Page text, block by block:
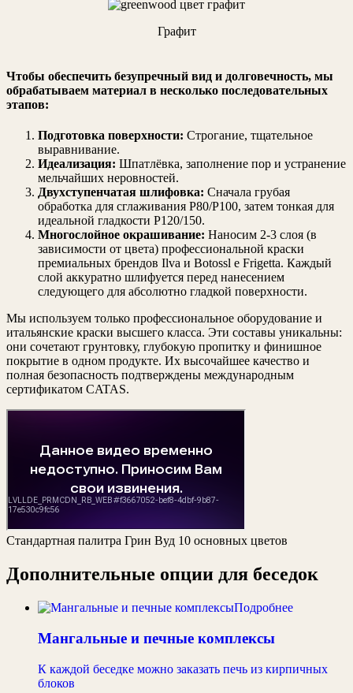
Графит
Чтобы обеспечить безупречный вид и долговечность, мы
обрабатываем материал в несколько последовательных
этапов:
Подготовка поверхности: Строгание, тщательное
выравнивание.
Идеализация: Шпатлёвка, заполнение пор и устранение
мельчайших неровностей.
Двухступенчатая шлифовка: Сначала грубая
обработка для сглаживания Р80/Р100, затем тонкая для
идеальной гладкости Р120/150.
Многослойное окрашивание: Наносим 2-3 слоя (в
зависимости от цвета) профессиональной краски
премиальных брендов Ilva и Botossl e Frigetta. Каждый
слой аккуратно шлифуется перед нанесением
следующего для абсолютно гладкой поверхности.
Мы используем только профессиональное оборудование и
итальянские краски высшего класса. Эти составы уникальны:
они сочетают грунтовку, глубокую пропитку и финишное
покрытие в одном продукте. Их высочайшее качество и
полная безопасность подтверждены международным
сертификатом CATAS.
Стандартная палитра Грин Вуд 10 основных цветов
Дополнительные опции для беседок
Подробнее
Мангальные и печные комплексы
К каждой беседке можно заказать печь из кирпичных
блоков